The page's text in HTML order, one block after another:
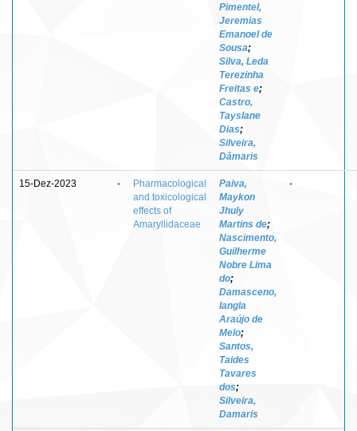
Pimentel,
Jeremias
Emanoel de
Sousa;
Silva, Leda
Terezinha
Freitas e;
Castro,
Tayslane
Dias;
Silveira,
Dâmaris
15-Dez-2023 -
Pharmacological
and toxicological
effects of
Amaryllidaceae
Paiva,
Maykon
Jhuly
Martins de;
Nascimento,
Guilherme
Nobre Lima
do;
Damasceno,
Iangla
Araújo de
Melo;
Santos,
Taides
Tavares
dos;
Silveira,
Damaris
-